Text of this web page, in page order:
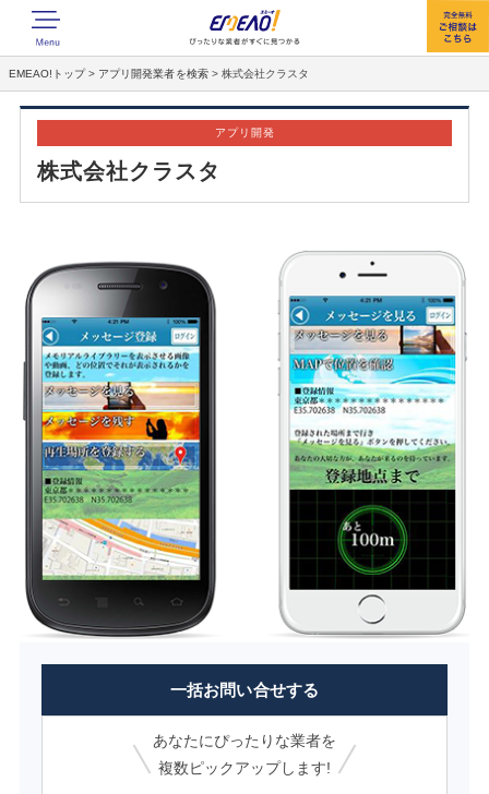
EMEAO!トップ > アプリ開発業者を検索 > 株式会社クラスタ
アプリ開発
株式会社クラスタ
一括お問い合せする
あなたにぴったりな業者を
複数ピックアップします!